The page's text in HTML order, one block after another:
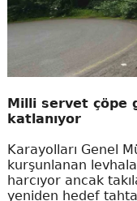
Milli servet çöpe
katlanıyor
Karayolları Genel
kurşunlanan
harcıyor ancak
yeniden hedef